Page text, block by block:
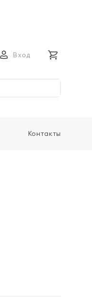
Вход
Контакты